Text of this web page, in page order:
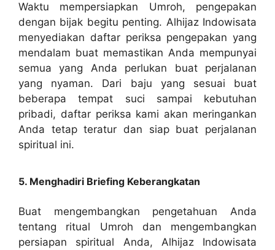
Waktu mempersiapkan Umroh, pengepakan
dengan bijak begitu penting. Alhijaz Indowisata
menyediakan daftar periksa pengepakan yang
mendalam buat memastikan Anda mempunyai
semua yang Anda perlukan buat perjalanan
yang nyaman. Dari baju yang sesuai buat
beberapa tempat suci sampai kebutuhan
pribadi, daftar periksa kami akan meringankan
Anda tetap teratur dan siap buat perjalanan
spiritual ini.
5. Menghadiri Briefing Keberangkatan
Buat mengembangkan pengetahuan Anda
tentang ritual Umroh dan mengembangkan
persiapan spiritual Anda, Alhijaz Indowisata